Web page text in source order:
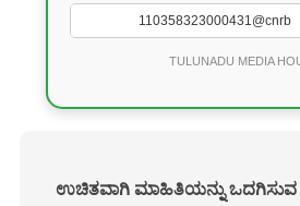
TULUNADU MEDIA
ಉಚಿತವಾಗಿ ಮಾಹಿತಿಯನ್ನು